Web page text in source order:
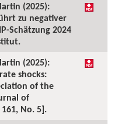
(2025):
zu negativer
Schätzung 2024
(2025):
shocks:
of the
of
No. 5].